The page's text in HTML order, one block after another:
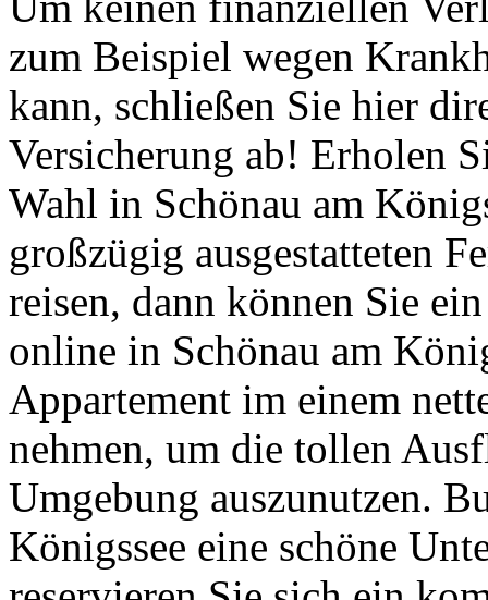
zum Beispiel wegen
kann, schließen Sie hier
Versicherung ab! Erholen
Wahl in Schönau am
großzügig ausgestatteten
reisen, dann können Sie
online in Schönau am
Appartement im einem
nehmen, um die tollen
Umgebung auszunutzen.
Königssee eine schöne